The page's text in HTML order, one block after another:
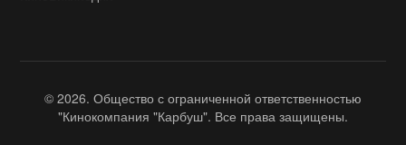
© 2026. Общество с ограниченной ответственностью
"Кинокомпания "Карбуш". Все права защищены.